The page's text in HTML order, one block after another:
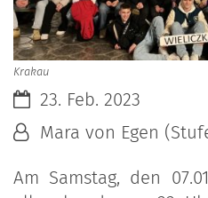
Krakau
Datum:23. Feb. 2023
Von:Mara von Egen
Am Samstag, den